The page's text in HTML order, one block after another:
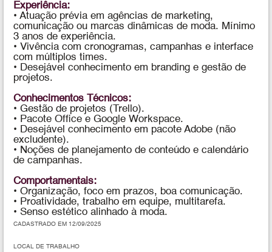
Experiência:
• Atuação prévia em agências de marketing,
comunicação ou marcas dinâmicas de moda. Mínimo
3 anos de experiência.
• Vivência com cronogramas, campanhas e interface
com múltiplos times.
• Desejável conhecimento em branding e gestão de
projetos.
Conhecimentos Técnicos:
• Gestão de projetos (Trello).
• Pacote Office e Google Workspace.
• Desejável conhecimento em pacote Adobe (não
excludente).
• Noções de planejamento de conteúdo e calendário
de campanhas.
Comportamentais:
• Organização, foco em prazos, boa comunicação.
• Proatividade, trabalho em equipe, multitarefa.
• Senso estético alinhado à moda.
CADASTRADO EM 12/09/2025
LOCAL DE TRABALHO